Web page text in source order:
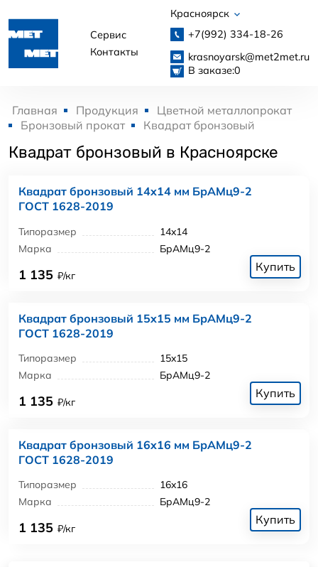
Сервис
Контакты
Красноярск
+7(992) 334-18-26
krasnoyarsk@met2met.ru
В заказе:0
Главная Продукция
Цветной металлопрокат
Бронзовый прокат
Квадрат бронзовый
Квадрат бронзовый в Красноярске
Квадрат бронзовый 14x14 мм БрАМц9-2
ГОСТ 1628-2019
Типоразмер
14x14
Марка
БрАМц9-2
1 135 ₽/кг
Купить
Квадрат бронзовый 15x15 мм БрАМц9-2
ГОСТ 1628-2019
Типоразмер
15x15
Марка
БрАМц9-2
1 135 ₽/кг
Купить
Квадрат бронзовый 16x16 мм БрАМц9-2
ГОСТ 1628-2019
Типоразмер
16x16
Марка
БрАМц9-2
1 135 ₽/кг
Купить